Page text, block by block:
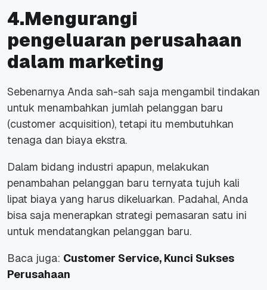
4.Mengurangi
pengeluaran perusahaan
dalam marketing
Sebenarnya Anda sah-sah saja mengambil tindakan
untuk menambahkan jumlah pelanggan baru
(customer acquisition), tetapi itu membutuhkan
tenaga dan biaya ekstra.
Dalam bidang industri apapun, melakukan
penambahan pelanggan baru ternyata tujuh kali
lipat biaya yang harus dikeluarkan. Padahal, Anda
bisa saja menerapkan strategi pemasaran satu ini
untuk mendatangkan pelanggan baru.
Baca juga: Customer Service, Kunci Sukses
Perusahaan